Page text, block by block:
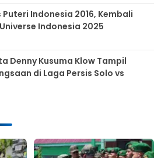
Indonesia 2016, Kembali
Indonesia 2025
Denny Kusuma Klow Tampil
di Laga Persis Solo vs